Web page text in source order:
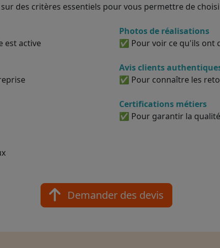
des critères essentiels pour vous permettre de
est active
Photos de réalisations
✅ Pour voir ce qu'ils ont
Avis clients
✅ Pour connaître les
Certifications métiers
✅ Pour garantir la
Demander des devis